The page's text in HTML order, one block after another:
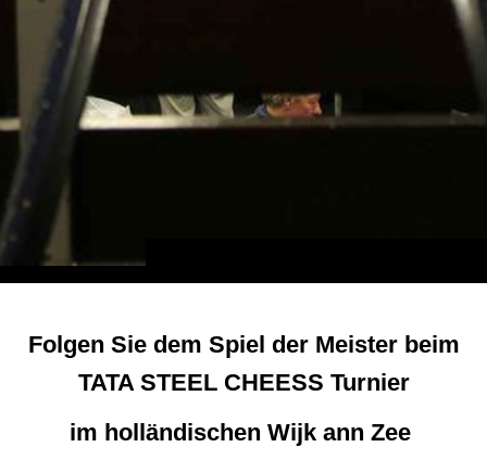
Folgen Sie dem Spiel der Meister beim
TATA STEEL CHEESS Turnier
im holländischen Wijk ann Zee